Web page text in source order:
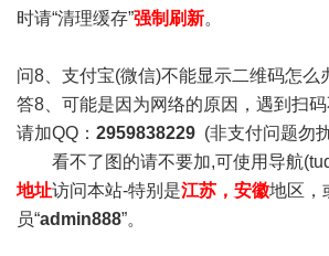
时请“清理缓存”强制刷新。
问8、支付宝(微信)不能显示二维码怎么
答8、可能是因为网络的原因，遇到扫
请加QQ： 2959838229 (非支付问题勿扰
看不了图的请不要加,可使用导航
地址访问本站-特别是江苏，安徽地区，
员“admin888”。